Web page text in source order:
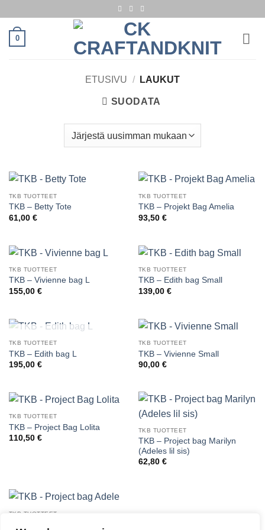
content
0
ETUSIVU / LAUKUT
SUODATA
TKB TUOTTEET
TKB – Betty Tote
61,00 €
TKB TUOTTEET
TKB – Projekt Bag Amelia
93,50 €
TKB TUOTTEET
TKB – Vivienne bag L
155,00 €
TKB TUOTTEET
TKB – Edith bag Small
139,00 €
VARASTO LOPPU
TKB TUOTTEET
TKB – Edith bag L
195,00 €
TKB TUOTTEET
TKB – Vivienne Small
90,00 €
TKB TUOTTEET
TKB – Project Bag Lolita
110,50 €
TKB TUOTTEET
TKB – Project bag Marilyn
(Adeles lil sis)
62,80 €
TKB TUOTTEET